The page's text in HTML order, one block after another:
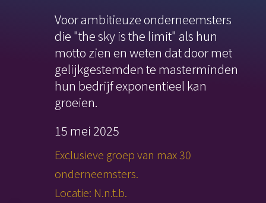
Voor ambitieuze onderneemsters
die "the sky is the limit" als hun
motto zien en weten dat door met
gelijkgestemden te masterminden
hun bedrijf exponentieel kan
groeien.
15 mei 2025
Exclusieve groep van max 30
onderneemsters.
Locatie: N.n.t.b.